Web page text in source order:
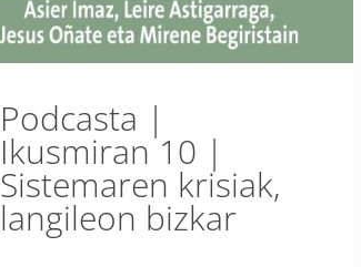
Podcasta |
Ikusmiran 10 |
Sistemaren krisiak,
langileon bizkar